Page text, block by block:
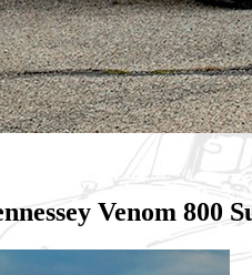
Venom 800